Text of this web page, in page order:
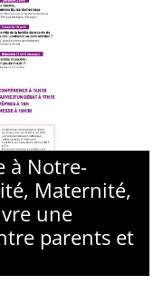
à Notre-
Maternité,
une
parents et